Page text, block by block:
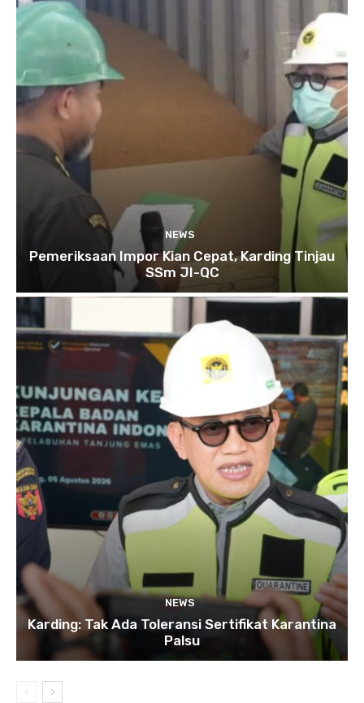
NEWS
Pemeriksaan Impor Kian Cepat, Karding Tinjau
SSm JI-QC
NEWS
Karding: Tak Ada Toleransi Sertifikat Karantina
Palsu